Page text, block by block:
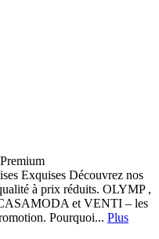
Exquises Découvrez nos
à prix réduits. OLYMP ,
et VENTI – les
Pourquoi... Plus